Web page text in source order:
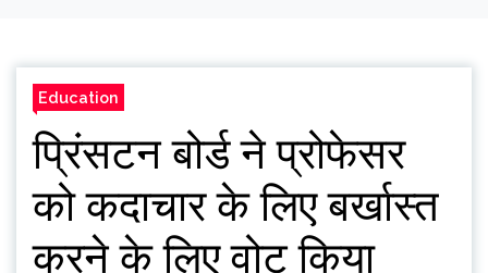
Education
प्रिंसटन बोर्ड ने प्रोफेसर
को कदाचार के लिए बर्खास्त
करने के लिए वोट किया